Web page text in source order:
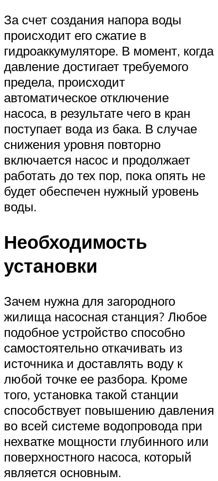
За счет создания напора воды
происходит его сжатие в
гидроаккумуляторе. В момент, когда
давление достигает требуемого
предела, происходит
автоматическое отключение
насоса, в результате чего в кран
поступает вода из бака. В случае
снижения уровня повторно
включается насос и продолжает
работать до тех пор, пока опять не
будет обеспечен нужный уровень
воды.
Необходимость
установки
Зачем нужна для загородного
жилища насосная станция? Любое
подобное устройство способно
самостоятельно откачивать из
источника и доставлять воду к
любой точке ее разбора. Кроме
того, установка такой станции
способствует повышению давления
во всей системе водопровода при
нехватке мощности глубинного или
поверхностного насоса, который
является основным.